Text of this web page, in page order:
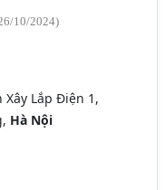
10/2024)
Xây Lắp Điện 1,
Hà Nội